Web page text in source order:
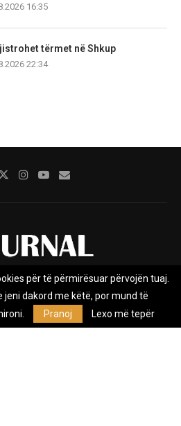
16:35
tërmet në Shkup
22:34
Marketing
Kontakt
Policy
e pavarur, e themeluar në vitin
për të përmirësuar përvojën tuaj.
jeni dakord me këtë, por mund të
Pranoj Lexo më tepër